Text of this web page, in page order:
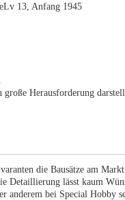
13, Anfang 1945
Herausforderung
die Bausätze am
Detaillierung lässt kaum
anderem bei Special Hobby